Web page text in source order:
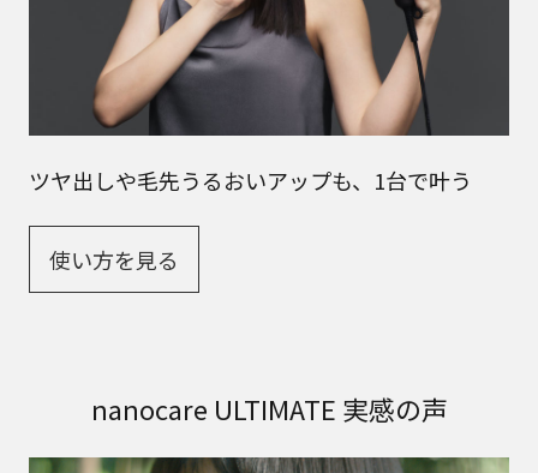
ツヤ出しや毛先うるおいアップも、1台で叶う
使い方を見る
nanocare ULTIMATE 実感の声